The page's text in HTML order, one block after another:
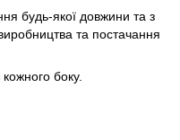
будь-якої довжини та з
та постачання
боку.